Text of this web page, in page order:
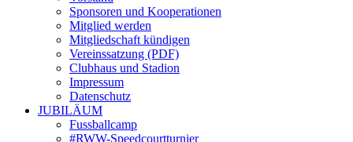
Sponsoren und Kooperationen
Mitglied werden
Mitgliedschaft kündigen
Vereinssatzung (PDF)
Clubhaus und Stadion
Impressum
Datenschutz
JUBILÄUM
Fussballcamp
#RWW-Speedcourtturnier